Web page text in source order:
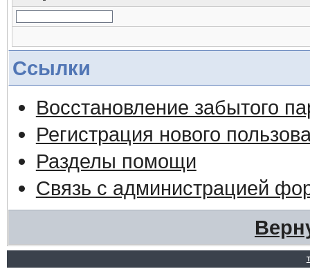
Ссылки
Восстановление забытого
Регистрация нового
Разделы помощи
Связь с администрацией